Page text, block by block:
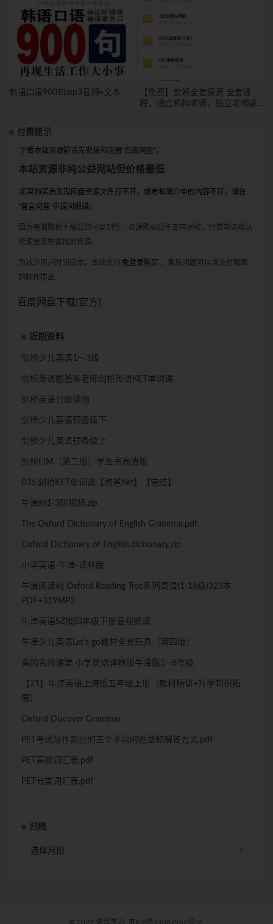
韩语口语900句mp3音频+文本
【免费】安妈全套资源 全套课
程，适合机构老师，独立老师或
付费提示
下载本站资源前请先安装和注册“百度网盘”。
本站资源非纯公益网站但价格最低
如果购买后发现网盘资源文件打不开，或者和简介中的内容不符，请在
“留言问答”中提问报错。
因为电脑数据下载后的可复制性，资源购买后不支持退款，付费前请确认
资源是您需要找的资源。
为减少用户时间成本，本站支持 免登录购买 ，售后问题可以含支付截图
的邮件提出。
百度网盘下载[官方]
近期资料
剑桥少儿英语1～3级
剑桥英语憨爸巫老师剑桥英语KET单词课
剑桥英语分级读物
剑桥少儿英语预备级下
剑桥少儿英语预备级上
剑桥EIM（第二版）学生书高清版
036.剑桥KET单词课【憨爸Ket】【完结】
牛津树1-3阶视频.zip
The Oxford Dictionary of English Grammar.pdf
Oxford Dictionary of English.dictionary.zip
小学英语-牛津-译林版
牛津阅读树 Oxford Reading Tree系列高清(1-16级)323本
PDF+319MP3
牛津英语SZ版四年级下册音视频课
牛冿少儿英语Let’s go教材全套玩具（第四版）
黄冈名师课堂 小学英语译林版牛津版1—6年级
【21】牛津英语上海版五年级上册（教材精讲+升学知识拓
展）
Oxford Discover Grammar
PET考试写作部分的三个不同的题型和解答方式.pdf
PET高频词汇表.pdf
PET分类词汇表.pdf
归档
© 2022 语耳学习 京ICP备14037962号-2